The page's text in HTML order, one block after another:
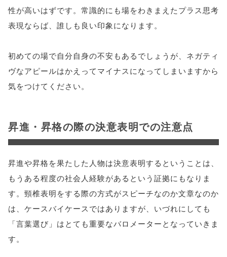
性が高いはずです。常識的にも場をわきまえたプラス思考
表現ならば、誰しも良い印象になります。
初めての場で自分自身の不安もあるでしょうが、ネガティ
ヴなアピールはかえってマイナスになってしまいますから
気をつけてください。
昇進・昇格の際の決意表明での注意点
昇進や昇格を果たした人物は決意表明するということは、
もうある程度の社会人経験があるという証拠にもなりま
す。頸椎表明をする際の方式がスピーチなのか文章なのか
は、ケースバイケースではありますが、いづれにしても
「言葉選び」はとても重要なバロメーターとなっていきま
す。